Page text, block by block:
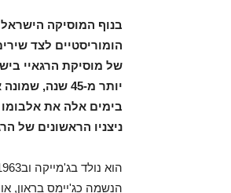
בנוף המוסיקה
הומוריסטיים לצד
של מוסיקת הרגאיי
יותר מ-45
ניצניו הראשונים של
הנשמה כג'יימס בראון,